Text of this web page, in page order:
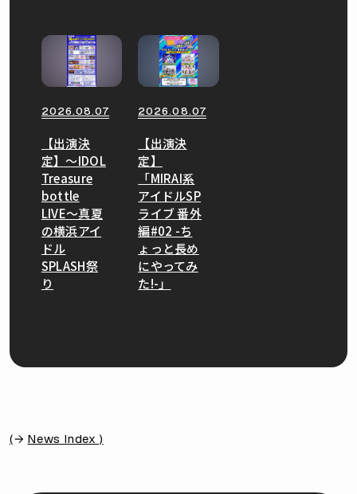
2026.08.07
【出演決
定】〜IDOL
Treasure
bottle
LIVE〜真夏
の横浜アイ
ドル
SPLASH祭
り
2026.08.07
【出演決
定】
「MIRAI系
アイドルSP
ライブ 番外
編#02 -ち
ょっと長め
にやってみ
た!-」
( News Index )